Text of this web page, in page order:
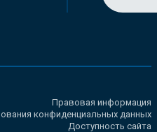
Правовая информация
конфиденциальных данных
Доступность сайта